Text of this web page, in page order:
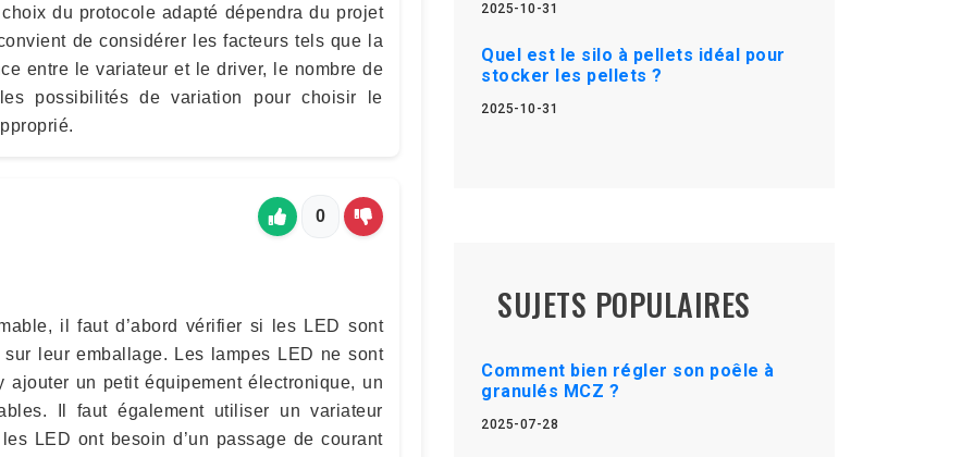
du protocole adapté dépendra du projet
de considérer les facteurs tels que la
entre le variateur et le driver, le nombre de
possibilités de variation pour choisir le
0
il faut d’abord vérifier si les LED sont
leur emballage. Les lampes LED ne sont
un petit équipement électronique, un
Il faut également utiliser un variateur
LED ont besoin d’un passage de courant
2025-10-31
Quel est le silo à pellets idéal pour
stocker les pellets ?
2025-10-31
SUJETS POPULAIRES
Comment bien régler son poêle à
granulés MCZ ?
2025-07-28